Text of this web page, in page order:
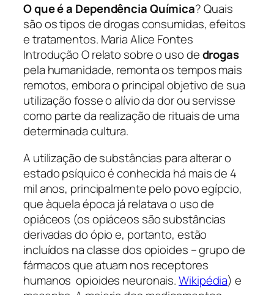
O que é a Dependência Química? Quais
são os tipos de drogas consumidas, efeitos
e tratamentos. Maria Alice Fontes
Introdução O relato sobre o uso dedrogas
pela humanidade, remonta os tempos mais
remotos, embora o principal objetivo de sua
utilização fosse o alívio da dor ou servisse
como parte da realização de rituais de uma
determinada cultura.
A utilização de substâncias para alterar o
estado psíquico é conhecida há mais de 4
mil anos, principalmente pelo povo egípcio,
que àquela época já relatava o uso de
opiáceos (os opiáceos são substâncias
derivadas do ópio e, portanto, estão
incluídos na classe dos opioides – grupo de
fármacos que atuam nos receptores
humanos opioides neuronais.Wikipédia) e